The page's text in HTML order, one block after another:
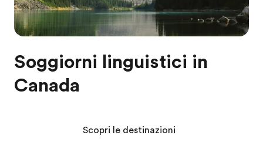
Soggiorni linguistici in
Canada
Scopri le destinazioni